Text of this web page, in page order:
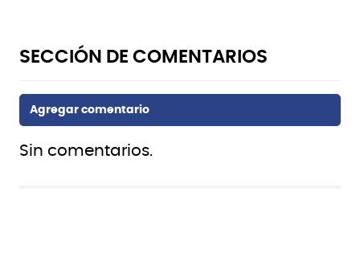
Sin comentarios.